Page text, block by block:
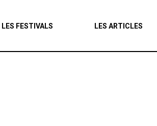
LES FESTIVALS LES ARTICLES